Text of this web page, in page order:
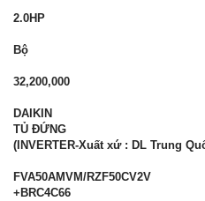
2.0HP
Bộ
32,200,000
DAIKIN
TỦ ĐỨNG
(INVERTER-Xuất xứ : DL Trung
FVA50AMVM/RZF50CV2V
+BRC4C66